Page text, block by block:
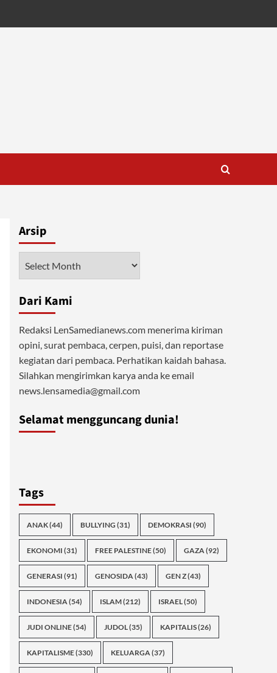
Arsip
Dari Kami
Redaksi LenSamedianews.com menerima kiriman
opini, surat pembaca, cerpen, puisi, dan reportase
kegiatan dari pembaca. Perhatikan kaidah bahasa.
Silahkan mengirimkan karya anda ke email
news.lensamedia@gmail.com
Selamat mengguncang dunia!
Tags
ANAK(44) BULLYING (31) DEMOKRASI (90)
EKONOMI (31) FREE PALESTINE(50) GAZA(92)
GENERASI (91) GENOSIDA(43) GEN Z(43)
INDONESIA(54) ISLAM(212) ISRAEL(50)
JUDI ONLINE(54) JUDOL(35) KAPITALIS(26)
KAPITALISME(330) KELUARGA(37)